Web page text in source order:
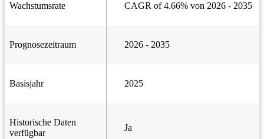
Wachstumsrate CAGR of 4.66% von 2026 - 2035
Prognosezeitraum 2026 - 2035
Basisjahr 2025
Historische Daten
verfügbar
Ja